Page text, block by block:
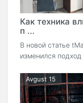
Как техника
п ...
В новой статье
изменился подход
Avgust 15